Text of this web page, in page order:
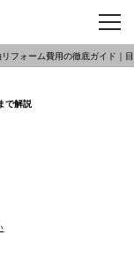
リフォーム費用の徹底ガイド｜
で解説